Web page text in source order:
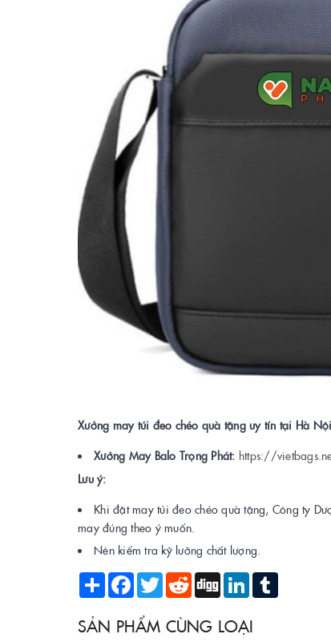
Xưởng may túi đeo chéo quà tặng uy tín tại Hà
Xưởng May Balo Trọng Phát: https://
Lưu ý:
Khi đặt may túi đeo chéo quà tặng, Công ty
may đúng theo ý muốn.
Nên kiểm tra kỹ lưỡng chất lượng.
Share Facebook
Twitter Reddit Digg LinkedIn
SẢN PHẨM CÙNG LOẠI